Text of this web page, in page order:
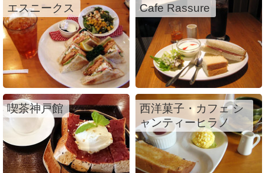
エスニークス Cafe Rassure
喫茶神戸館
西洋菓子・カフェ シ
ャンティーヒラノ